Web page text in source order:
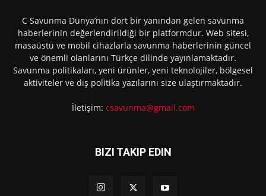
C Savunma Dünya’nın dört bir yanından gelen savunma
haberlerinin değerlendirildiği bir platformdur. Web sitesi,
masaüstü ve mobil cihazlarla savunma haberlerinin güncel
ve önemli olanlarını Türkçe dilinde yayınlamaktadır.
Savunma politikaları, yeni ürünler, yeni teknolojiler, bölgesel
aktiviteler ve dış politika yazılarını size ulaştırmaktadır.
İletişim: csavunma@gmail.com
BIZI TAKIP EDIN